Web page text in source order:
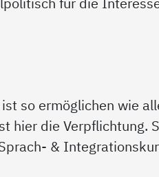
so ermöglichen wie
hier die Verpflichtung.
&